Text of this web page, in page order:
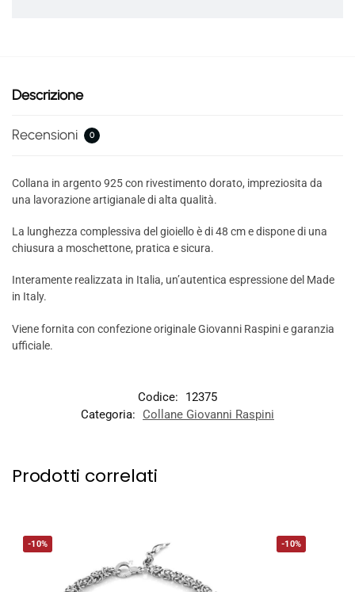
Descrizione
Recensioni 0
Collana in argento 925 con rivestimento dorato, impreziosita da
una lavorazione artigianale di alta qualità.
La lunghezza complessiva del gioiello è di 48 cm e dispone di una
chiusura a moschettone, pratica e sicura.
Interamente realizzata in Italia, un’autentica espressione del Made
in Italy.
Viene fornita con confezione originale Giovanni Raspini e garanzia
ufficiale.
Codice:
12375
Categoria:
Collane Giovanni Raspini
Prodotti correlati
-10% -10%